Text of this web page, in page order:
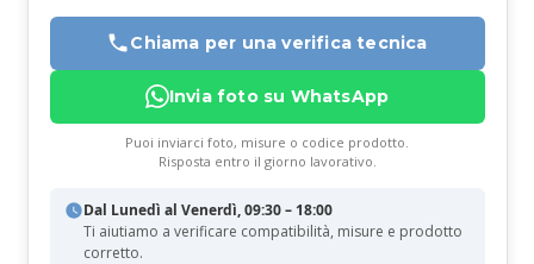
Chiama per una verifica tecnica
Invia foto su WhatsApp
Puoi inviarci foto, misure o codice prodotto.
Risposta entro il giorno lavorativo.
Dal Lunedì al Venerdì, 09:30 – 18:00
Ti aiutiamo a verificare compatibilità, misure e prodotto
corretto.